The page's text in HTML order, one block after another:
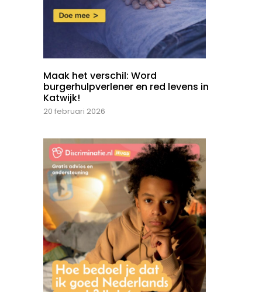
Maak het verschil: Word
burgerhulpverlener en red levens in
Katwijk!
20 februari 2026